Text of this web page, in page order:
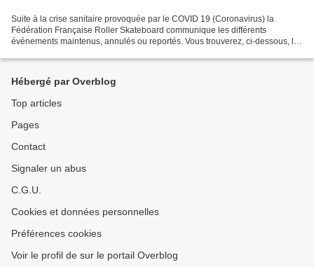
Suite à la crise sanitaire provoquée par le COVID 19 (Coronavirus) la
Fédération Française Roller Skateboard communique les différents
événements maintenus, annulés ou reportés. Vous trouverez, ci-dessous, les
Hébergé par Overblog
Top articles
Pages
Contact
Signaler un abus
C.G.U.
Cookies et données personnelles
Préférences cookies
Voir le profil de sur le portail Overblog